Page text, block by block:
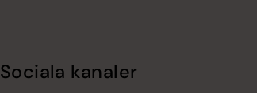
Sociala kanaler